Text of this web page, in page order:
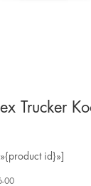
Trucker
id}»]
00